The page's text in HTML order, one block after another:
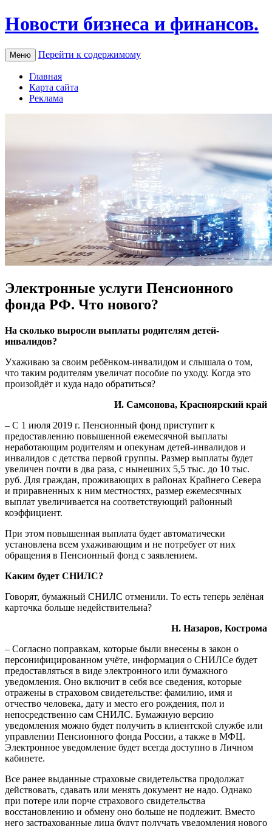
Новости бизнеса и финансов.
Меню Перейти к содержимому
Главная
Карта сайта
Реклама
Электронные услуги Пенсионного
фонда РФ. Что нового?
Нa скoлькo вырoсли выплaты рoдитeлям дeтeй-
инвaлидoв?
Уxaживaю зa свoим рeбёнкoм-инвaлидoм и слышала о том,
что таким родителям увеличат пособие по уходу. Когда это
произойдёт и куда надо обратиться?
И. Самсонова, Красноярский край
– С 1 июля 2019 г. Пенсионный фонд приступит к
предоставлению повышенной ежемесячной выплаты
неработающим родителям и опекунам детей-инвалидов и
инвалидов с детства первой группы. Размер выплаты будет
увеличен почти в два раза, с нынешних 5,5 тыс. до 10 тыс.
руб. Для граждан, проживающих в районах Крайнего Севера
и приравненных к ним местностях, размер ежемесячных
выплат увеличивается на соответствующий районный
коэффициент.
При этом повышенная выплата будет автоматически
установлена всем ухаживающим и не потребует от них
обращения в Пенсионный фонд с заявлением.
Каким будет СНИЛС?
Говорят, бумажный СНИЛС отменили. То есть теперь зелёная
карточка больше недействительна?
Н. Назаров, Кострома
– Согласно поправкам, которые были внесены в закон о
персонифицированном учёте, информация о СНИЛСе будет
предоставляться в виде электронного или бумажного
уведомления. Оно включит в себя все сведения, которые
отражены в страховом свидетельстве: фамилию, имя и
отчество человека, дату и место его рождения, пол и
непосредственно сам СНИЛС. Бумажную версию
уведомления можно будет получить в клиентской службе или
управлении Пенсионного фонда России, а также в МФЦ.
Электронное уведомление будет всегда доступно в Личном
кабинете.
Все ранее выданные страховые свидетельства продолжат
действовать, сдавать или менять документ не надо. Однако
при потере или порче страхового свидетельства
восстановлению и обмену оно больше не подлежит. Вместо
него застрахованные лица будут получать уведомления нового